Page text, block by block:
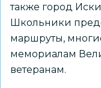
также город
Школьники
маршруты,
мемориалам
ветеранам.